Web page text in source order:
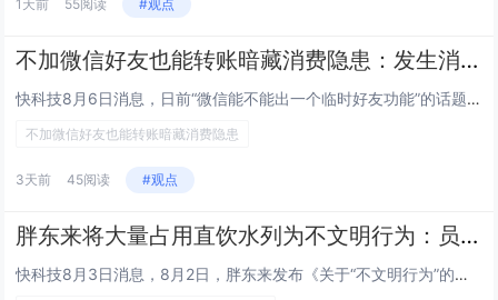
1天前 55阅读 #观点
不加微信好友也能转账暗藏消费隐患：发生消费纠纷时维权取证难
快科技8月6日消息，日前“微信能不能出一个临时好友功能”的话题冲上热搜，引发百万网友参与讨论。这件看似不起眼的小事，实际...
不加微信好友也能转账暗藏消费隐患
3天前 45阅读 #观点
胖东来将大量占用直饮水列为不文明行为：员工规范制止产生无效投诉 将不予支持
快科技8月3日消息，8月2日，胖东来发布《关于“不文明行为”的管理说明》，其中明确“大量占用公共饮水及公用便民资源，私取...